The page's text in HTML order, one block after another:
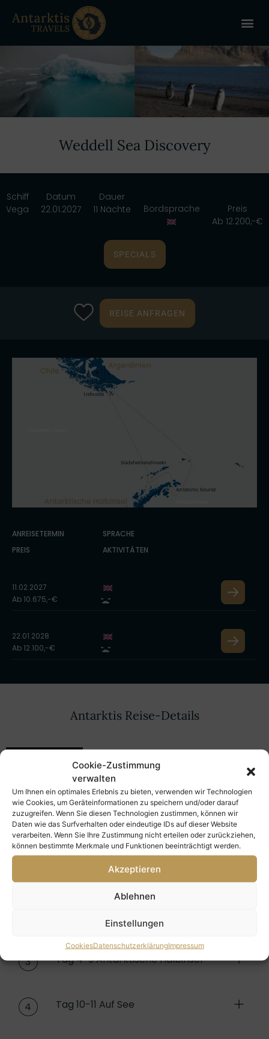
Cookie-Zustimmung
verwalten
Um Ihnen ein optimales Erlebnis zu bieten, verwenden wir Technologien
wie Cookies, um Geräteinformationen zu speichern und/oder darauf
zuzugreifen. Wenn Sie diesen Technologien zustimmen, können wir
Daten wie das Surfverhalten oder eindeutige IDs auf dieser Website
verarbeiten. Wenn Sie Ihre Zustimmung nicht erteilen oder zurückziehen,
können bestimmte Merkmale und Funktionen beeinträchtigt werden.
Akzeptieren
Ablehnen
Einstellungen
CookiesDatenschutzerklärungImpressum
Weddell Sea Discovery
Schiff
Vega
Datum
22.01.2027
Dauer
11 Nächte
Bordsprache
Preis
Ab 12.200,-€
SPECIALS
REISE ANFRAGEN
ANREISETERMIN
PREIS
SPRACHE
AKTIVITÄTEN
11.02.2027
Ab 10.675,-€
22.01.2028
Ab 12.100,-€
Antarktis Reise-Details
Reiseverlauf Leistungen & Hinweise
Kabinen & Preise Aktivitäten Schiff
alles ausklappen alles einklappen
Tag 1 Ushuaia
3 Tag 4-9 Antarktische Halbinsel
4 Tag 10-11 Auf See